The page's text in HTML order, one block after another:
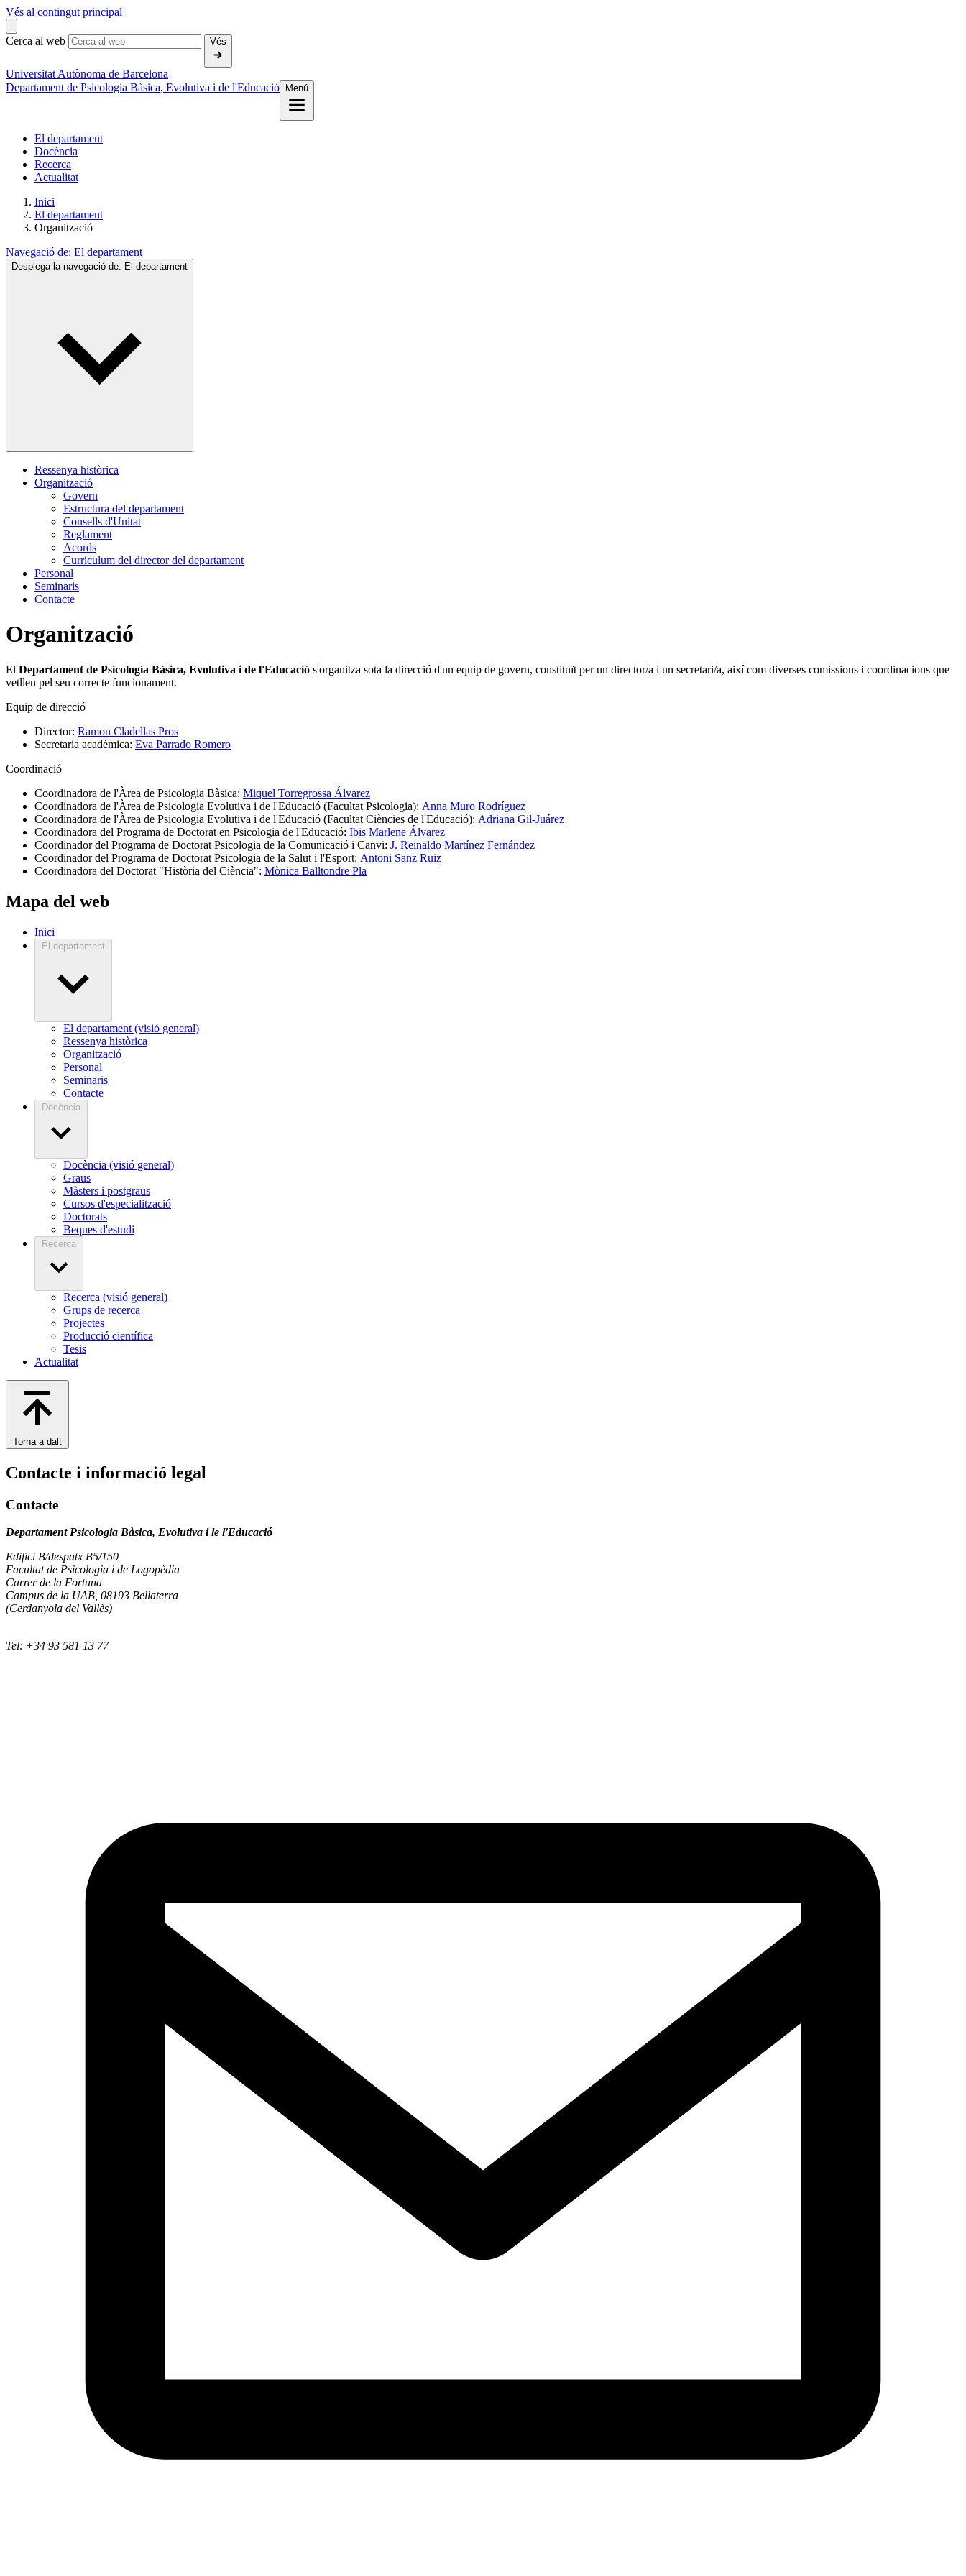
Vés al contingut principal
Cerca al web Vés
Universitat Autònoma de Barcelona
Departament de Psicologia Bàsica, Evolutiva i de l'Educació
Menú
El departament
Docència
Recerca
Actualitat
Inici
El departament
Organització
Navegació de: El departament
Desplega la navegació de: El departament
Ressenya històrica
Organització
Govern
Estructura del departament
Consells d'Unitat
Reglament
Acords
Currículum del director del departament
Personal
Seminaris
Contacte
Organització
El Departament de Psicologia Bàsica, Evolutiva i de l'Educació s'organitza sota la direcció d'un equip de govern, constituït per un director/a i un secretari/a, així com diverses comissions i coordinacions que
vetllen pel seu correcte funcionament.
Equip de direcció
Director: Ramon Cladellas Pros
Secretaria acadèmica: Eva Parrado Romero
Coordinació
Coordinadora de l'Àrea de Psicologia Bàsica: Miquel Torregrossa Álvarez
Coordinadora de l'Àrea de Psicologia Evolutiva i de l'Educació (Facultat Psicologia): Anna Muro Rodríguez
Coordinadora de l'Àrea de Psicologia Evolutiva i de l'Educació (Facultat Ciències de l'Educació): Adriana Gil-Juárez
Coordinadora del Programa de Doctorat en Psicologia de l'Educació: Ibis Marlene Álvarez
Coordinador del Programa de Doctorat Psicologia de la Comunicació i Canvi: J. Reinaldo Martínez Fernández
Coordinador del Programa de Doctorat Psicologia de la Salut i l'Esport: Antoni Sanz Ruiz
Coordinadora del Doctorat "Història del Ciència": Mònica Balltondre Pla
Mapa del web
Inici
El departament
El departament (visió general)
Ressenya històrica
Organització
Personal
Seminaris
Contacte
Docència
Docència (visió general)
Graus
Màsters i postgraus
Cursos d'especialització
Doctorats
Beques d'estudi
Recerca
Recerca (visió general)
Grups de recerca
Projectes
Producció científica
Tesis
Actualitat
Torna a dalt
Contacte i informació legal
Contacte
Departament Psicologia Bàsica, Evolutiva i le l'Educació
Edifici B/despatx B5/150
Facultat de Psicologia i de Logopèdia
Carrer de la Fortuna
Campus de la UAB, 08193 Bellaterra
(Cerdanyola del Vallès)
Tel: +34 93 581 13 77